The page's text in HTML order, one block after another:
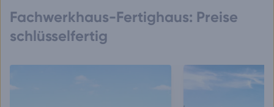
Fachwerkhaus-Fertighaus: Preise
schlüsselfertig